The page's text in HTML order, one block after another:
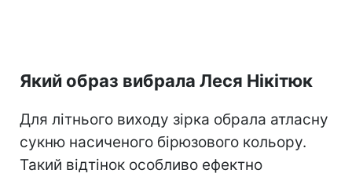
Який образ вибрала Леся Нікітюк
Для літнього виходу зірка обрала атласну
сукню насиченого бірюзового кольору.
Такий відтінок особливо ефектно